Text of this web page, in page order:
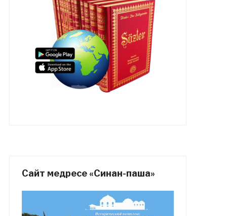
Сайт медресе «Синан-паша»